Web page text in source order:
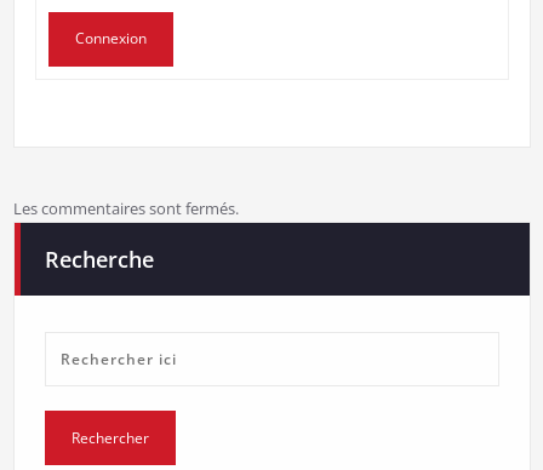
Connexion
Les commentaires sont fermés.
Recherche